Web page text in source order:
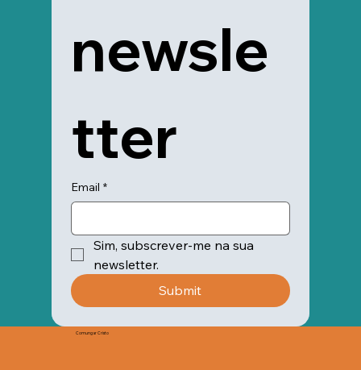
newsle
tter
Email *
Sim, subscrever-me na sua
newsletter.
Submit
Comungar Cristo